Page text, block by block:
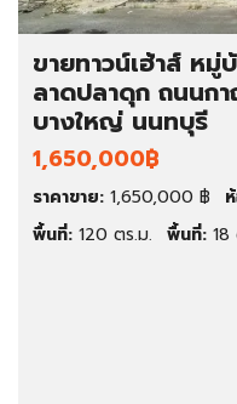
ขายทาวน์เฮ้าส์ ห
ลาดปลาดุก ถนนก
บางใหญ่ นนทบุรี
1,650,000฿
ราคาขาย: 1,650,000 ฿
พื้นที่: 120 ตร.ม. พื้นที่: 18